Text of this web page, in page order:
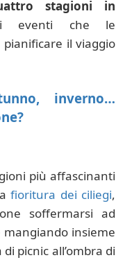
stagioni in
eventi che le
il viaggio
inverno…
più affascinanti
fioritura dei ciliegi,
soffermarsi ad
insieme
picnic all’ombra di